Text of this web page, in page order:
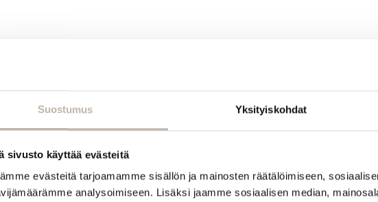
Suostumus Yksityiskohdat
sivusto käyttää evästeitä
evästeitä tarjoamamme sisällön ja mainosten räätälöimiseen,
analysoimiseen. Lisäksi jaamme sosiaalisen median,